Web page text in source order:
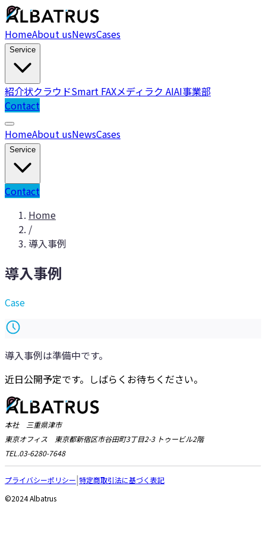
HomeAbout usNewsCases
Service
紹介状クラウドSmart FAXメディラク AIAI事業部
Contact
HomeAbout usNewsCases
Service
Contact
Home
/
導入事例
導入事例
Case
導入事例は準備中です。
近日公開予定です。しばらくお待ちください。
本社 三重県津市
東京オフィス 東京都新宿区市谷田町3丁目2-3 トゥービル2階
TEL.03-6280-7648
プライバシーポリシー|特定商取引法に基づく表記
©️2024 Albatrus